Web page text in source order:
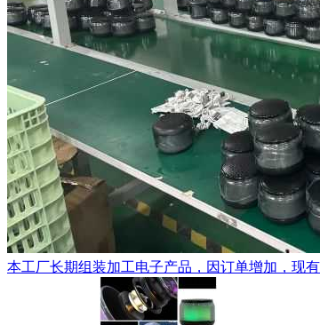
本工厂长期组装加工电子产品，因订单增加，现